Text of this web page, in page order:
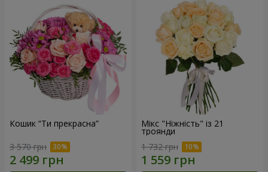
Кошик “Ти прекрасна”
3 570 грн
Мікс "Ніжність" із 21
троянди
1 732 грн